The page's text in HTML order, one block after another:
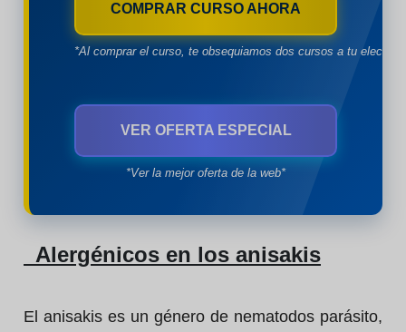
COMPRAR CURSO AHORA
*Al comprar el curso, te obsequiamos dos cursos a tu
VER OFERTA ESPECIAL
*Ver la mejor oferta de la web*
Alergénicos en los anisakis
El anisakis es un género de nematodos parásito,